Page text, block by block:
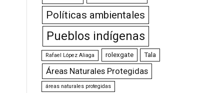
Políticas ambientales
Pueblos indígenas
Rafael López Aliaga rolexgate Tala
Áreas Naturales Protegidas
áreas naturales protegidas